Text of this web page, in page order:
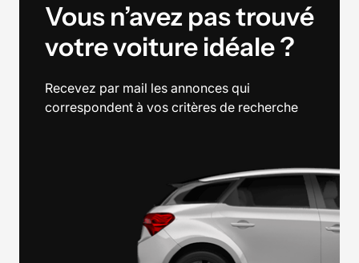
Vous n’avez pas trouvé
votre voiture idéale ?
Recevez par mail les annonces qui
correspondent à vos critères de recherche